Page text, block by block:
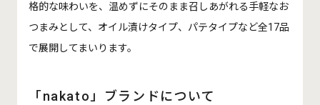
格的な味わいを、温めずにそのまま召しあがれる手軽なお
つまみとして、オイル漬けタイプ、パテタイプなど全17品
で展開してまいります。
「nakato」ブランドについて